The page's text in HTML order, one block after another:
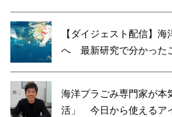
【ダイジェスト配信】
へ 最新研究で分かった
海洋プラごみ専門家が本
活」 今日から使えるア